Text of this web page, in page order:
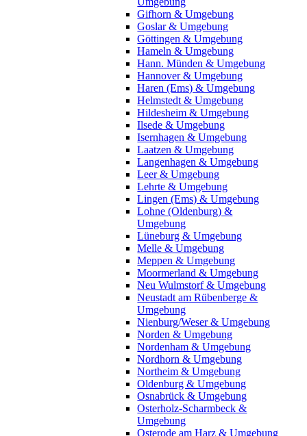
Gifhorn & Umgebung
Goslar & Umgebung
Göttingen & Umgebung
Hameln & Umgebung
Hann. Münden & Umgebung
Hannover & Umgebung
Haren (Ems) & Umgebung
Helmstedt & Umgebung
Hildesheim & Umgebung
Ilsede & Umgebung
Isernhagen & Umgebung
Laatzen & Umgebung
Langenhagen & Umgebung
Leer & Umgebung
Lehrte & Umgebung
Lingen (Ems) & Umgebung
Lohne (Oldenburg) &
Umgebung
Lüneburg & Umgebung
Melle & Umgebung
Meppen & Umgebung
Moormerland & Umgebung
Neu Wulmstorf & Umgebung
Neustadt am Rübenberge &
Umgebung
Nienburg/Weser & Umgebung
Norden & Umgebung
Nordenham & Umgebung
Nordhorn & Umgebung
Northeim & Umgebung
Oldenburg & Umgebung
Osnabrück & Umgebung
Osterholz-Scharmbeck &
Umgebung
Osterode am Harz & Umgebung